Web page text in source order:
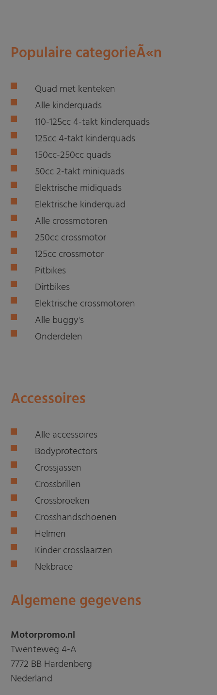
Populaire categorieÃ«n
Quad met kenteken
Alle kinderquads
110-125cc 4-takt kinderquads
125cc 4-takt kinderquads
150cc-250cc quads
50cc 2-takt miniquads
Elektrische midiquads
Elektrische kinderquad
Alle crossmotoren
250cc crossmotor
125cc crossmotor
Pitbikes
Dirtbikes
Elektrische crossmotoren
Alle buggy's
Onderdelen
Accessoires
Alle accessoires
Bodyprotectors
Crossjassen
Crossbrillen
Crossbroeken
Crosshandschoenen
Helmen
Kinder crosslaarzen
Nekbrace
Algemene gegevens
Motorpromo.nl
Twenteweg 4-A
7772 BB Hardenberg
Nederland